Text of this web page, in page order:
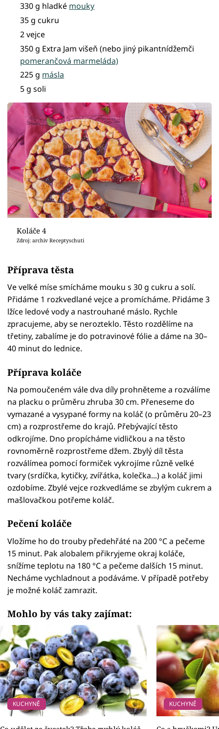
330 g hladké mouky
35 g cukru
2 vejce
350 g Extra Jam višeň (nebo jiný pikantnídžemči
pomerančová marmeláda)
225 g másla
5 g soli
Koláče 4
Zdroj: archiv Receptyschuti
Příprava těsta
Ve velké míse smícháme mouku s 30 g cukru a solí.
Přidáme 1 rozkvedlané vejce a promícháme. Přidáme 3
lžíce ledové vody a nastrouhané máslo. Rychle
zpracujeme, aby se nerozteklo. Těsto rozdělíme na
třetiny, zabalíme je do potravinové fólie a dáme na 30–
40 minut do lednice.
Příprava koláče
Na pomoučeném vále dva díly prohněteme a rozválíme
na placku o průměru zhruba 30 cm. Přeneseme do
vymazané a vysypané formy na koláč (o průměru 20–23
cm) a rozprostřeme do krajů. Přebývající těsto
odkrojíme. Dno propícháme vidličkou a na těsto
rovnoměrně rozprostřeme džem. Zbylý díl těsta
rozválímea pomocí formiček vykrojíme různě velké
tvary (srdíčka, kytičky, zvířátka, kolečka...) a koláč jimi
ozdobíme. Zbylé vejce rozkvedláme se zbylým cukrem a
mašlovačkou potřeme koláč.
Pečení koláče
Vložíme ho do trouby předehřáté na 200 °C a pečeme
15 minut. Pak alobalem přikryjeme okraj koláče,
snížíme teplotu na 180 °C a pečeme dalších 15 minut.
Necháme vychladnout a podáváme. V případě potřeby
je možné koláč zamrazit.
Mohlo by vás taky zajímat:
KUCHYNĚ KUCHYNĚ